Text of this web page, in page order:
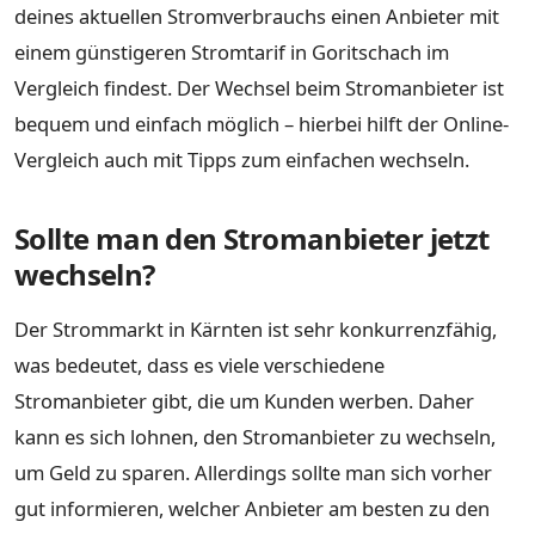
deines aktuellen Stromverbrauchs einen Anbieter mit
einem günstigeren Stromtarif in Goritschach im
Vergleich findest. Der Wechsel beim Stromanbieter ist
bequem und einfach möglich – hierbei hilft der Online-
Vergleich auch mit Tipps zum einfachen wechseln.
Sollte man den Stromanbieter jetzt
wechseln?
Der Strommarkt in Kärnten ist sehr konkurrenzfähig,
was bedeutet, dass es viele verschiedene
Stromanbieter gibt, die um Kunden werben. Daher
kann es sich lohnen, den Stromanbieter zu wechseln,
um Geld zu sparen. Allerdings sollte man sich vorher
gut informieren, welcher Anbieter am besten zu den